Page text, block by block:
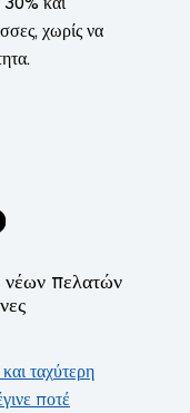
χωρίς να
πελατών
ταχύτερη
ποτέ